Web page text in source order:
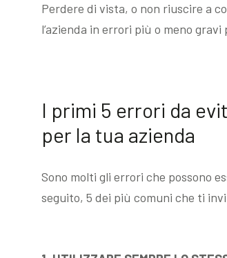
Perdere di vista, o non riuscire a
l’azienda in errori più o meno
I primi 5 errori da
per la tua azienda
Sono molti gli errori che possono
seguito, 5 dei più comuni che ti